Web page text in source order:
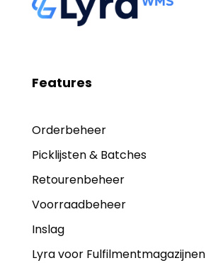
Features
Orderbeheer
Picklijsten & Batches
Retourenbeheer
Voorraadbeheer
Inslag
Lyra voor Fulfilmentmagazijnen